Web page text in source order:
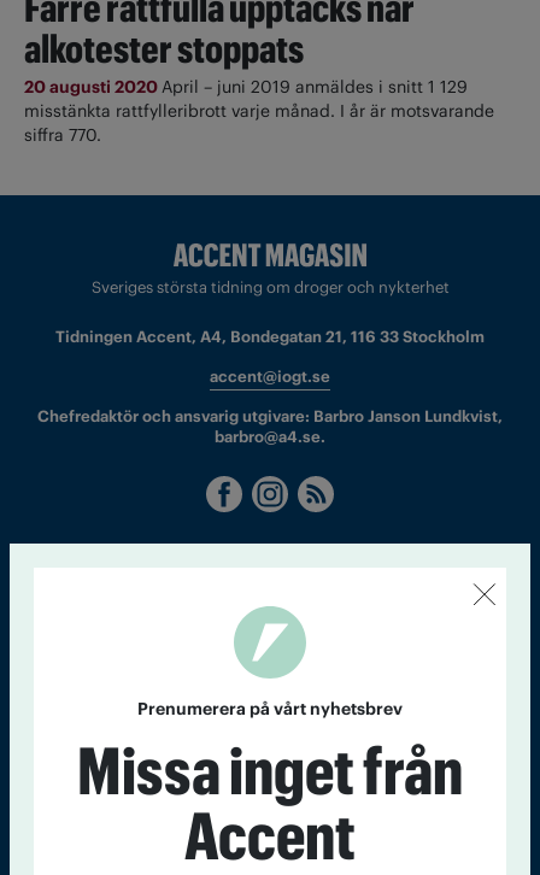
alkotester stoppats
20 augusti 2020April – juni 2019 anmäldes i snitt 1 129
misstänkta rattfylleribrott varje månad. I år är motsvarande
siffra 770.
Sveriges största tidning om droger och nykterhet
Tidningen Accent, A4, Bondegatan 21, 116 33 Stockholm
accent@iogt.se
Chefredaktör och ansvarig utgivare: Barbro Janson Lundkvist,
barbro@a4.se.
Accent
Prenumerera på vårt nyhetsbrev
Missa inget från
Accent